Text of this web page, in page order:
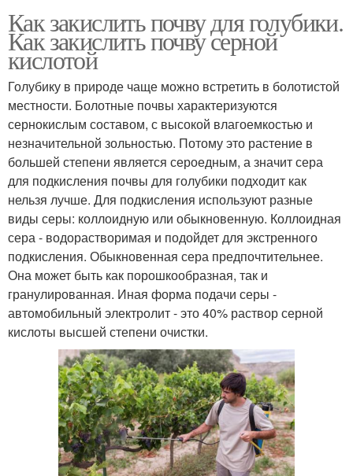
Как закислить почву для голубики.
Как закислить почву серной
кислотой
Голубику в природе чаще можно встретить в болотистой
местности. Болотные почвы характеризуются
сернокислым составом, с высокой влагоемкостью и
незначительной зольностью. Потому это растение в
большей степени является сероедным, а значит сера
для подкисления почвы для голубики подходит как
нельзя лучше. Для подкисления используют разные
виды серы: коллоидную или обыкновенную. Коллоидная
сера - водорастворимая и подойдет для экстренного
подкисления. Обыкновенная сера предпочтительнее.
Она может быть как порошкообразная, так и
гранулированная. Иная форма подачи серы -
автомобильный электролит - это 40% раствор серной
кислоты высшей степени очистки.